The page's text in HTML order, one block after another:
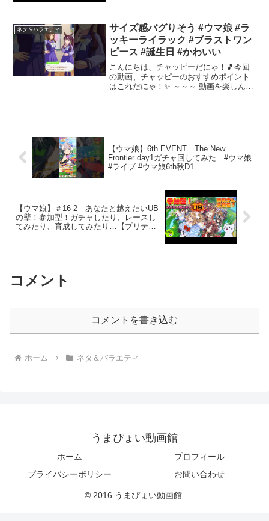
ァイパー/アレク/イングリットスト５最末
期から...
ネタ＆バラエティ
サイズ感バグりそう #ウマ娘 #ラ
ッキーライラック #ブラストワン
ピース #誕生日 #かわいい
こんにちは、チャッピーだにゃ！🎵今回
の動画、チャッピーのおすすめポイント
はこれだにゃ！✨ ～～～ 動画を楽しんだ
【ウマ娘】6th EVENT The New
Frontier day1ガチャ回してみた #ウマ娘
#ライブ #ウマ娘6th秋D1
【ウマ娘】＃16-2 あなたと越えたいUB
の壁！参加型！ガチャしたり、レースし
てみたり、育成してみたり…【プリティ
コメント
コメントを書き込む
ホーム ネタ＆バラエティ
うまぴょい動画館
ホーム
プロフィール
プライバシーポリシー
お問い合わせ
© 2016 うまぴょい動画館.